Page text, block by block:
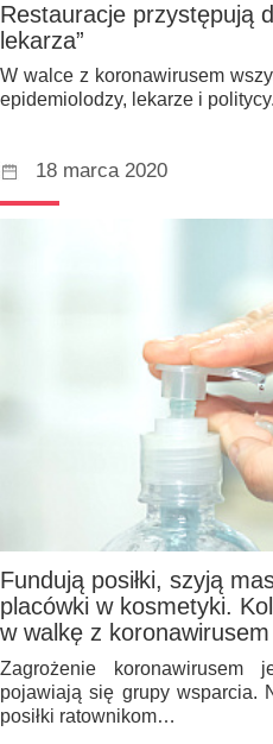
Restauracje przystępują
lekarza”
W walce z koronawirusem
epidemiolodzy, lekarze i
18 marca 2020
Fundują posiłki, szyją
placówki w kosmetyki.
w walkę z koronawirusem
Zagrożenie koronawirusem
pojawiają się grupy wsparcia.
posiłki ratownikom…